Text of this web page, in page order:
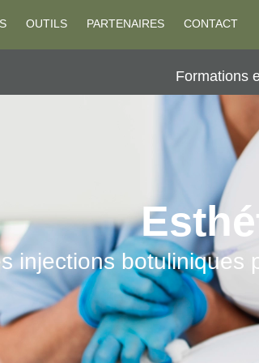
OUTILS PARTENAIRES CONTACT
Formations
injections botuliniques